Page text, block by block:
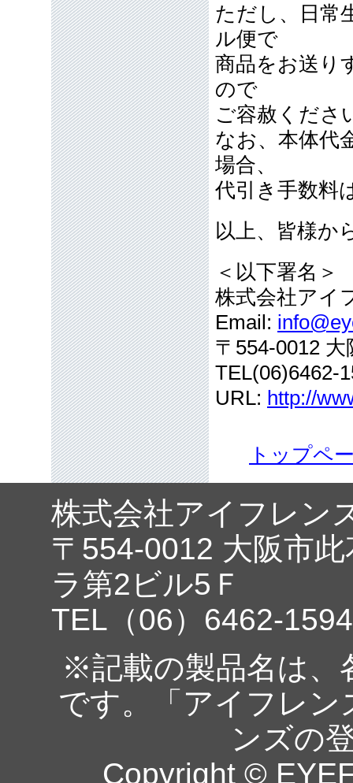
ただし、日常
ル便で
商品をお送り
ので
ご容赦くださ
なお、本体代
場合、
代引き手数料
以上、皆様か
＜以下署名＞
株式会社アイ
Email:
〒554-0012
TEL(06)6462-
URL: http://
トップペ
株式会社アイフレン
〒554-0012 大阪市
ラ第2ビル5Ｆ
TEL（06）6462-
※記載の製品名は、
です。「アイフレ
ンズの
Copyright ©